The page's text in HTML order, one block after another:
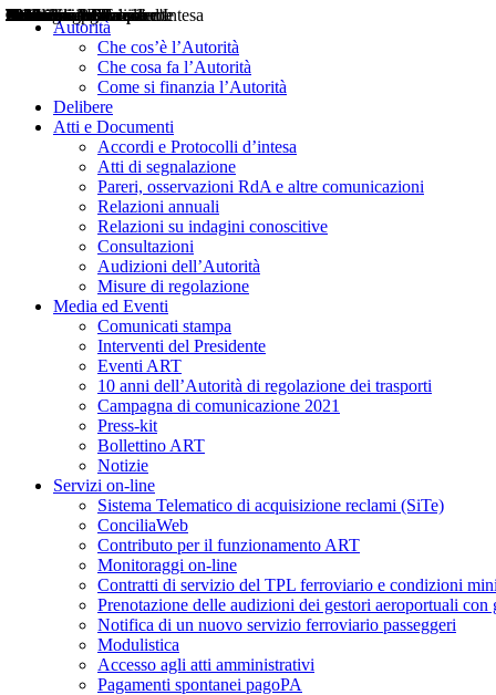
Autorità
Che cos’è l’Autorità
Che cosa fa l’Autorità
Come si finanzia l’Autorità
Delibere
Atti e Documenti
Accordi e Protocolli d’intesa
Atti di segnalazione
Pareri, osservazioni RdA e altre comunicazioni
Relazioni annuali
Relazioni su indagini conoscitive
Consultazioni
Audizioni dell’Autorità
Misure di regolazione
Media ed Eventi
Comunicati stampa
Interventi del Presidente
Eventi ART
10 anni dell’Autorità di regolazione dei trasporti
Campagna di comunicazione 2021
Press-kit
Bollettino ART
Notizie
Servizi on-line
Sistema Telematico di acquisizione reclami (SiTe)
ConciliaWeb
Contributo per il funzionamento ART
Monitoraggi on-line
Contratti di servizio del TPL ferroviario e condizioni
Prenotazione delle audizioni dei gestori aeroportuali con
Notifica di un nuovo servizio ferroviario passeggeri
Modulistica
Accesso agli atti amministrativi
Pagamenti spontanei pagoPA
Delibere
Pareri
Consultazioni
Audizioni
Atti di Segnalazione
Accordi e Protocolli d'Intesa
Relazioni annuali
Misure di regolazione
Notizie
Comunicati Stampa
Bollettini ART
Convegni ART
Interviste del Presidente
Articoli in primo piano
Interventi del Presidente
2004
2005
2010
2013
2014
2015
2016
2017
2018
2019
202
2020
2021
2022
2023
2024
2025
2026
Aereo
Marittimo
Terrestre